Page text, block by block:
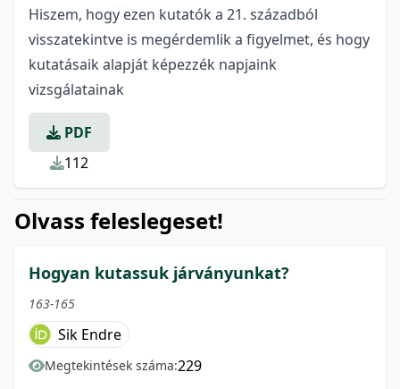
Hiszem, hogy ezen kutatók a 21. századból
visszatekintve is megérdemlik a figyelmet, és hogy
kutatásaik alapját képezzék napjaink
vizsgálatainak
PDF
112
Olvass feleslegeset!
Hogyan kutassuk járványunkat?
163-165
Sik Endre
Megtekintések száma:229